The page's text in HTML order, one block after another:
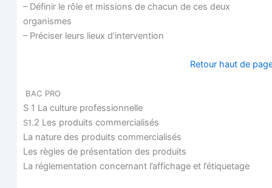
– Défi­nir le rôle et mis­sions de cha­cun de ces deux
organismes
– Pré­ci­ser leurs lieux d’intervention
Retour haut de
BAC PRO
S 1 La culture professionnelle
S1.2 Les pro­duits commercialisés
La nature des pro­duits commercialisés
Les règles de pré­sen­ta­tion des produits
La régle­men­ta­tion concer­nant l’affichage et l’étiquetage